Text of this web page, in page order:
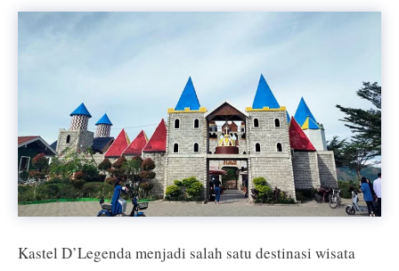
Kastel D’Legenda menjadi salah satu destinasi wisata